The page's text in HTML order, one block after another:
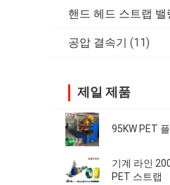
핸드 헤드 스트랩 밸
공압 결속기 (11)
제일 제품
95KW PET
기계 라인
PET 스트랩